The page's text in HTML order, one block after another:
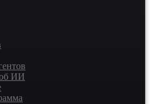
об ИИ